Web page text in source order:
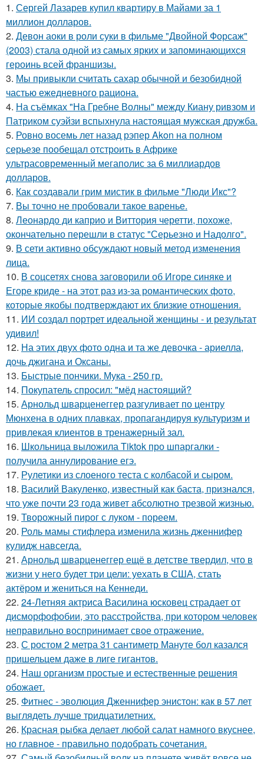
1. Сергей Лазарев купил квартиру в Майами за 1
миллион долларов.
2. Девон аоки в роли суки в фильме "Двойной Форсаж"
(2003) стала одной из самых ярких и запоминающихся
героинь всей франшизы.
3. Мы привыкли считать сахар обычной и безобидной
частью ежедневного рациона.
4. На съёмках "На Гребне Волны" между Киану ривзом и
Патриком суэйзи вспыхнула настоящая мужская дружба.
5. Ровно восемь лет назад рэпер Akon на полном
серьезе пообещал отстроить в Африке
ультрасовременный мегаполис за 6 миллиардов
долларов.
6. Как создавали грим мистик в фильме "Люди Икс"?
7. Вы точно не пробовали такое варенье.
8. Леонардо ди каприо и Виттория черетти, похоже,
окончательно перешли в статус "Серьезно и Надолго".
9. В сети активно обсуждают новый метод изменения
лица.
10. В соцсетях снова заговорили об Игоре синяке и
Егоре криде - на этот раз из-за романтических фото,
которые якобы подтверждают их близкие отношения.
11. ИИ создал портрет идеальной женщины - и результат
удивил!
12. На этих двух фото одна и та же девочка - ариелла,
дочь джигана и Оксаны.
13. Быстрые пончики. Мука - 250 гр.
14. Покупатель спросил: "мёд настоящий?
15. Арнольд шварценеггер разгуливает по центру
Мюнхена в одних плавках, пропагандируя культуризм и
привлекая клиентов в тренажерный зал.
16. Школьница выложила Tiktok про шпаргалки -
получила аннулирование егэ.
17. Рулетики из слоеного теста с колбасой и сыром.
18. Василий Вакуленко, известный как баста, признался,
что уже почти 23 года живет абсолютно трезвой жизнью.
19. Творожный пирог с луком - пореем.
20. Роль мамы стифлера изменила жизнь дженнифер
кулидж навсегда.
21. Арнольд шварценеггер ещё в детстве твердил, что в
жизни у него будет три цели: уехать в США, стать
актёром и жениться на Кеннеди.
22. 24-Летняя актриса Василина юсковец страдает от
дисморфофобии, это расстройства, при котором человек
неправильно воспринимает свое отражение.
23. С ростом 2 метра 31 сантиметр Мануте бол казался
пришельцем даже в лиге гигантов.
24. Наш организм простые и естественные решения
обожает.
25. Фитнес - эволюция Дженнифер энистон: как в 57 лет
выглядеть лучше тридцатилетних.
26. Красная рыбка делает любой салат намного вкуснее,
но главное - правильно подобрать сочетания.